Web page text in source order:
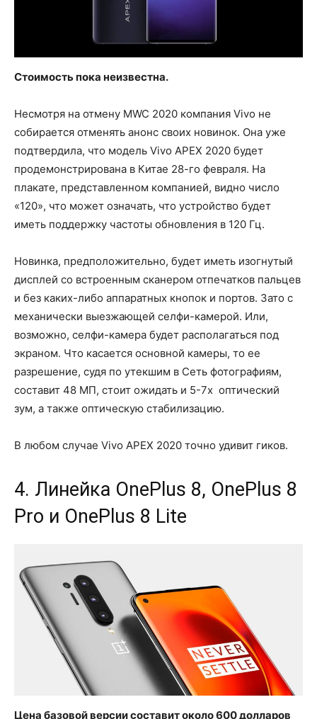
Стоимость пока неизвестна.
Несмотря на отмену MWC 2020 компания Vivo не
собирается отменять анонс своих новинок. Она уже
подтвердила, что модель Vivo APEX 2020 будет
продемонстрирована в Китае 28-го февраля. На
плакате, представленном компанией, видно число
«120», что может означать, что устройство будет
иметь поддержку частоты обновления в 120 Гц.
Новинка, предположительно, будет иметь изогнутый
дисплей со встроенным сканером отпечатков пальцев
и без каких-либо аппаратных кнопок и портов. Зато с
механически выезжающей селфи-камерой. Или,
возможно, селфи-камера будет располагаться под
экраном. Что касается основной камеры, то ее
разрешение, судя по утекшим в Сеть фотографиям,
составит 48 МП, стоит ожидать и 5-7х оптический
зум, а также оптическую стабилизацию.
В любом случае Vivo APEX 2020 точно удивит гиков.
4. Линейка OnePlus 8, OnePlus 8
Pro и OnePlus 8 Lite
Цена базовой версии составит около 600 долларов